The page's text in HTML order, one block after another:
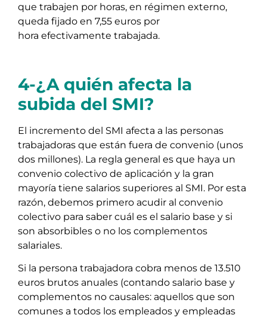
que trabajen por horas, en régimen externo,
queda fijado en 7,55 euros por
hora efectivamente trabajada.
4-¿A quién afecta la
subida del SMI?
El incremento del SMI afecta a las personas
trabajadoras que están fuera de convenio (unos
dos millones). La regla general es que haya un
convenio colectivo de aplicación y la gran
mayoría tiene salarios superiores al SMI. Por esta
razón, debemos primero acudir al convenio
colectivo para saber cuál es el salario base y si
son absorbibles o no los complementos
salariales.
Si la persona trabajadora cobra menos de 13.510
euros brutos anuales (contando salario base y
complementos no causales: aquellos que son
comunes a todos los empleados y empleadas